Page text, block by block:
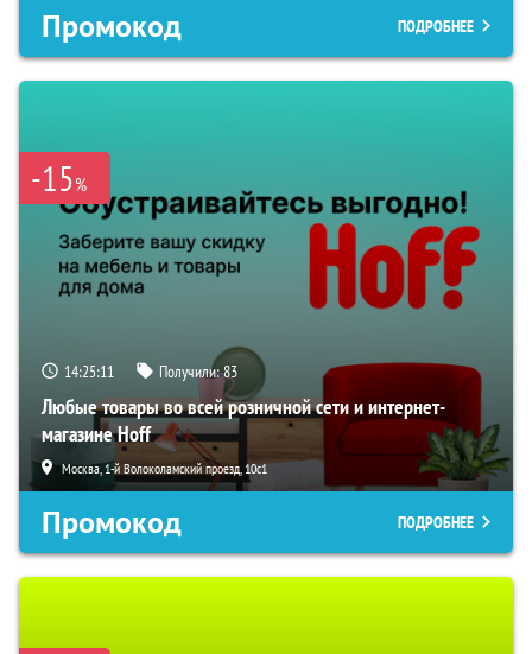
Промокод ПОДРОБНЕЕ
-15%
14:25:10 Получили:83
Любые товары во всей розничной сети и интернет-
магазине Hoff
Москва, 1-й Волоколамский проезд, 10с1
Промокод ПОДРОБНЕЕ